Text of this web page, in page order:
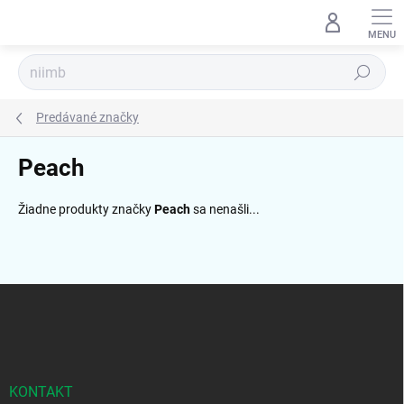
Hľadať
Predávané značky
Peach
Žiadne produkty značkyPeachsa nenašli...
KONTAKT